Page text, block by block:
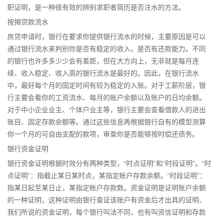
职证明，是一种很有效的辨别求职者简历是否注水的方法。
按揭贷款流水
房贷申请时，银行在要求你提供银行流水的时候，主要原因是可以
通过银行流水来判别你是否有稳定的收入，是否有还款能力。不同
的银行也许多多少少会有差距，但在大方向上，无非就是每月连
续、收入稳定、收入高的银行流水是最好的。因此，在银行流水
中，最好每个月的固定时间有较为稳定的入账。对于工薪阶层，银
行主要会看你的工资流水、每月的账户余额以及账户的日均余额。
对于中小企业业主、个体户业主等，银行主要会查看借款人的进出
账目、固定存款余额等。通过这些信息再根据银行自有的模型测算
你一个月的可自由支配的款项，审查你是否能够按时偿还债务。
银行资金证明
银行资金证明根据时效分有两种类型，“时点证明”和“时段证明”。“时
点证明”：指截止某日某时点，某指定帐户存款余额。“时段证明”：
指某日起至某日止，某指定帐户存款数。资金证明是证明账户余额
的一种证明，这种证明由银行查证该账户有资金后才出具的证明、
我们所说的资金证明，每个银行叫法不同，也有叫资信证明和存款